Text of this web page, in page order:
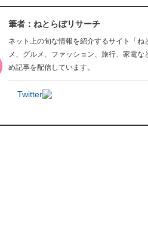
筆者：ねとらぼリサーチ
ネット上の旬な情報を紹介するサイト「
メ、グルメ、ファッション、旅行、家電
め記事を配信しています。
Twitter